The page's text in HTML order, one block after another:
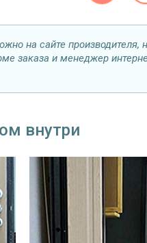
на сайте
заказа и менеджер
внутри